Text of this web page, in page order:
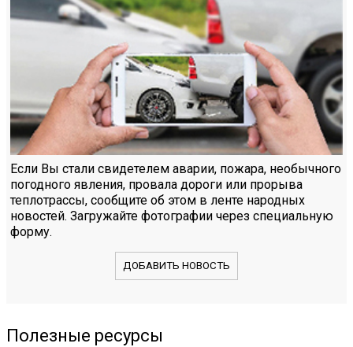
Если Вы стали свидетелем аварии, пожара, необычного
погодного явления, провала дороги или прорыва
теплотрассы, сообщите об этом в ленте народных
новостей. Загружайте фотографии через специальную
форму.
ДОБАВИТЬ НОВОСТЬ
Полезные ресурсы